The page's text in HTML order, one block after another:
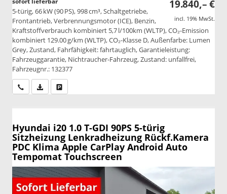
19.840,– €
incl. 19% MwSt.
5-türig, 66 kW (90 PS), 998 cm³, Schaltgetriebe,
Frontantrieb, Verbrennungsmotor (ICE), Benzin,
Kraftstoffverbrauch kombiniert 5,7 l/100km (WLTP), CO₂-Emission
kombiniert 129.00 g/km (WLTP), CO₂-Klasse D, Außenfarbe: Lumen
Grey, Zustand, Fahrfähigkeit: fahrtauglich, Garantieleistung:
Fahrzeuggarantie, Nichtraucher-Fahrzeug, Zustand: unfallfrei,
Fahrzeugnr.: 132377
Wir rufen Sie anPDF-Datei, Fahrzeugexposé drucken
Hyundai i20 1.0 T-GDI 90PS 5-türig
Sitzheizung Lenkradheizung Rückf.Kamera
PDC Klima Apple CarPlay Android Auto
Tempomat Touchscreen